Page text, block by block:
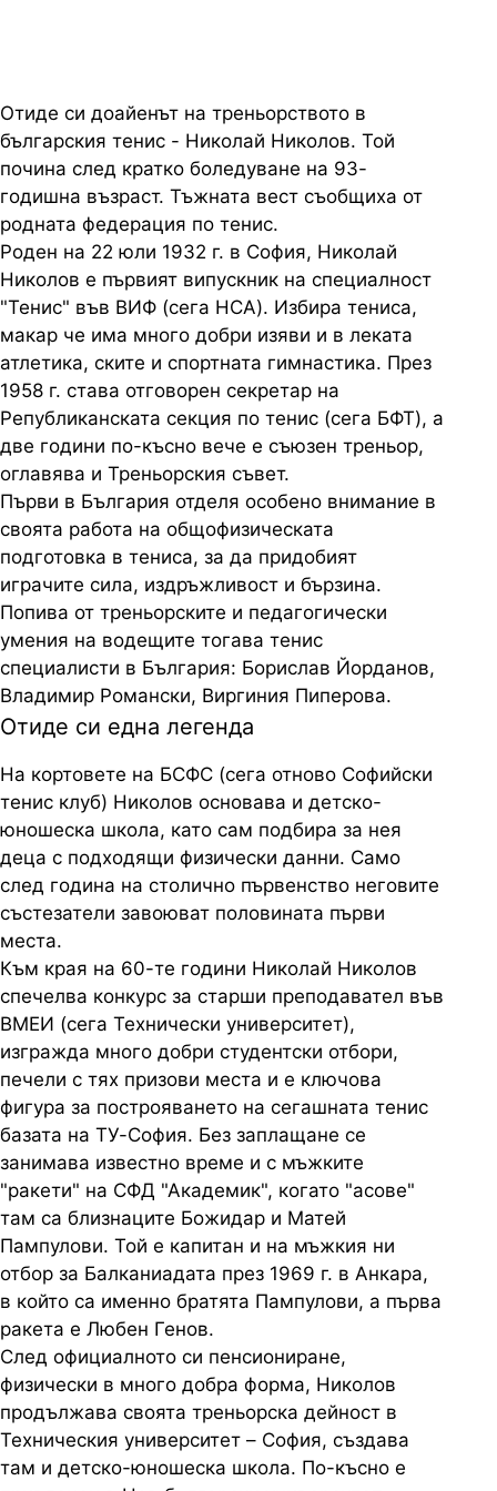
Отиде си доайенът на треньорството в
българския тенис - Николай Николов. Той
почина след кратко боледуване на 93-
годишна възраст. Тъжната вест съобщиха от
родната федерация по тенис.
Роден на 22 юли 1932 г. в София, Николай
Николов е първият випускник на специалност
"Тенис" във ВИФ (сега НСА). Избира тениса,
макар че има много добри изяви и в леката
атлетика, ските и спортната гимнастика. През
1958 г. става отговорен секретар на
Републиканската секция по тенис (сега БФТ), а
две години по-късно вече е съюзен треньор,
оглавява и Треньорския съвет.
Първи в България отделя особено внимание в
своята работа на общофизическата
подготовка в тениса, за да придобият
играчите сила, издръжливост и бързина.
Попива от треньорските и педагогически
умения на водещите тогава тенис
специалисти в България: Борислав Йорданов,
Владимир Романски, Виргиния Пиперова.
Отиде си една легенда
На кортовете на БСФС (сега отново Софийски
тенис клуб) Николов основава и детско-
юношеска школа, като сам подбира за нея
деца с подходящи физически данни. Само
след година на столично първенство неговите
състезатели завоюват половината първи
места.
Към края на 60-те години Николай Николов
спечелва конкурс за старши преподавател във
ВМЕИ (сега Технически университет),
изгражда много добри студентски отбори,
печели с тях призови места и е ключова
фигура за построяването на сегашната тенис
базата на ТУ-София. Без заплащане се
занимава известно време и с мъжките
"ракети" на СФД "Академик", когато "асове"
там са близнаците Божидар и Матей
Пампулови. Той е капитан и на мъжкия ни
отбор за Балканиадата през 1969 г. в Анкара,
в който са именно братята Пампулови, а първа
ракета е Любен Генов.
След официалното си пенсиониране,
физически в много добра форма, Николов
продължава своята треньорска дейност в
Техническия университет – София, създава
там и детско-юношеска школа. По-късно е